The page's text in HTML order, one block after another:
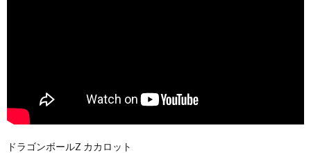
ドラゴンボールZ カカロット